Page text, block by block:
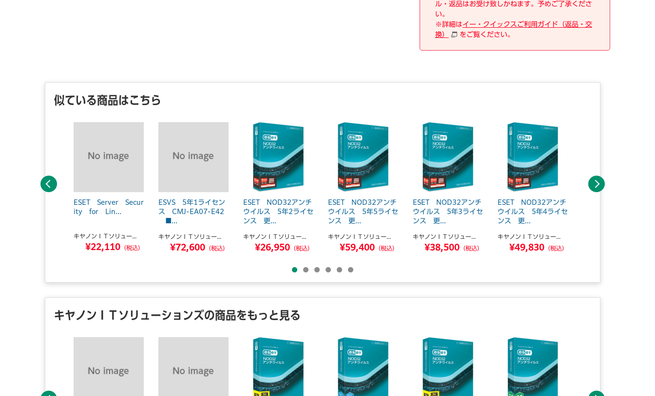
ル・返品はお受け致しかねます。予めご了承くださ
い。
※詳細はイー・クイックスご利用ガイド（返品・交
換）
をご覧ください。
似ている商品はこちら
ESET Server Secur
ity for Lin...
キヤノンＩＴソリュー...
¥22,110 （税込）
ESVS 5年1ライセン
ス CMJ-EA07-E42
■...
キヤノンＩＴソリュー...
¥72,600 （税込）
ESET NOD32アンチ
ウイルス 5年2ライセ
ンス 更...
キヤノンＩＴソリュー...
¥26,950 （税込）
ESET NOD32アンチ
ウイルス 5年5ライセ
ンス 更...
キヤノンＩＴソリュー...
¥59,400 （税込）
ESET NOD32アンチ
ウイルス 5年3ライセ
ンス 更...
キヤノンＩＴソリュー...
¥38,500 （税込）
ESET NOD32アンチ
ウイルス 5年4ライセ
ンス 更...
キヤノンＩＴソリュー...
¥49,830 （税込）
前へ 次へ
キヤノンＩＴソリューションズの商品をもっと見る